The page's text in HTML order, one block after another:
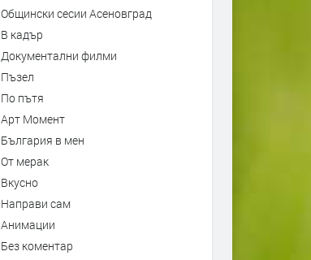
Общински сесии Асеновград
В кадър
Документални филми
Пъзел
По пътя
Арт Момент
България в мен
От мерак
Вкусно
Направи сам
Анимации
Без коментар